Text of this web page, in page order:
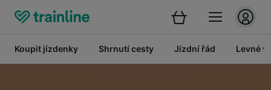
Koupit jízdenky Shrnutí cesty Jízdní řád Levné